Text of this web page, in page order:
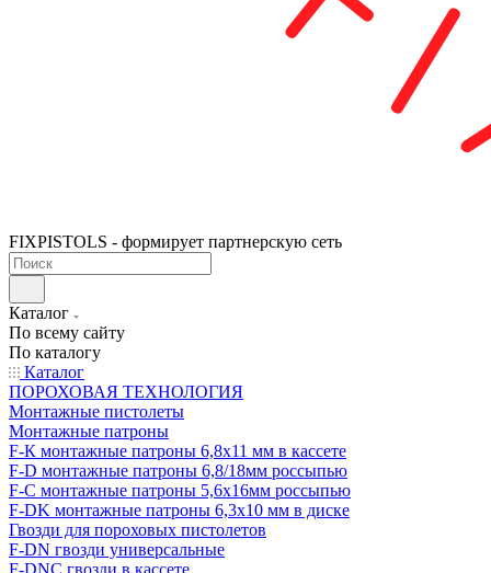
FIXPISTOLS - формирует партнерскую сеть
Каталог
По всему сайту
По каталогу
Каталог
ПОРОХОВАЯ ТЕХНОЛОГИЯ
Монтажные пистолеты
Монтажные патроны
F-К монтажные патроны 6,8х11 мм в кассете
F-D монтажные патроны 6,8/18мм россыпью
F-C монтажные патроны 5,6х16мм россыпью
F-DK монтажные патроны 6,3х10 мм в диске
Гвозди для пороховых пистолетов
F-DN гвозди универсальные
F-DNC гвозди в кассете